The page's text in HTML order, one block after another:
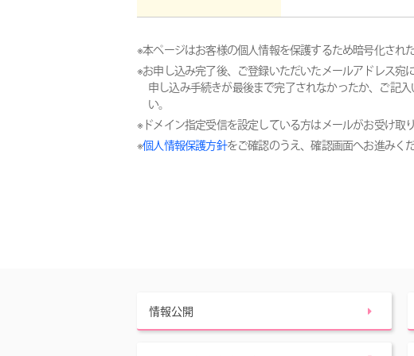
※本ページはお客様の個人情報を保護するため暗号化され
※お申し込み完了後、ご登録いただいたメールアドレス
申し込み手続きが最後まで完了されなかったか、ご記
い。
※ドメイン指定受信を設定している方はメールがお受け取
※個人情報保護方針をご確認のうえ、確認画面へお進みくだ
情報公開